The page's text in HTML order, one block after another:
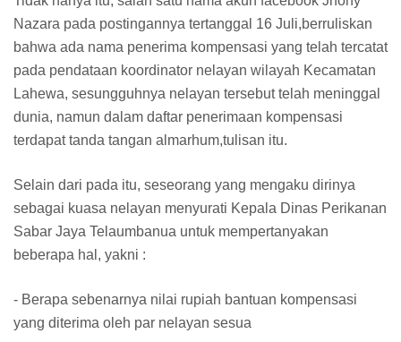
Nazara pada postingannya tertanggal 16 Juli,berruliskan
bahwa ada nama penerima kompensasi yang telah tercatat
pada pendataan koordinator nelayan wilayah Kecamatan
Lahewa, sesungguhnya nelayan tersebut telah meninggal
dunia, namun dalam daftar penerimaan kompensasi
terdapat tanda tangan almarhum,tulisan itu.
Selain dari pada itu, seseorang yang mengaku dirinya
sebagai kuasa nelayan menyurati Kepala Dinas Perikanan
Sabar Jaya Telaumbanua untuk mempertanyakan
beberapa hal, yakni :
- Berapa sebenarnya nilai rupiah bantuan kompensasi
yang diterima oleh par nelayan sesua